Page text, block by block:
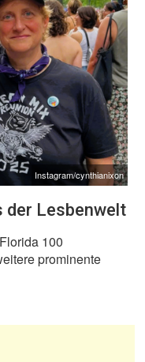
Instagram/cynthianixon
der Lesbenwelt
100
prominente